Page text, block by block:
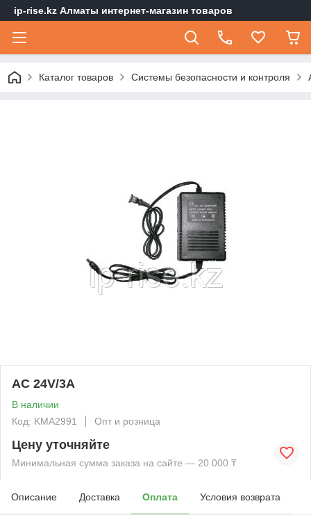
ip-rise.kz Алматы интернет-магазин товаров
Каталог товаров Системы безопасности и контроля
AC 24V/3A
В наличии
Код: KMА2991
Опт и розница
Цену уточняйте
Минимальная сумма заказа на сайте — 20 000 ₸
Описание Доставка Оплата Условия возврата